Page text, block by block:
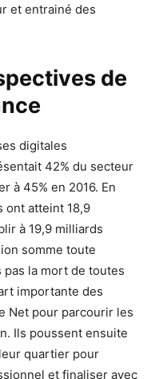
et entrainé des
de
digitales
42% du secteur
à 45% en 2016. En
ont atteint 18,9
à 19,9 milliards
somme toute
la mort de toutes
importante des
Net pour parcourir les
Ils poussent ensuite
quartier pour
et finaliser avec